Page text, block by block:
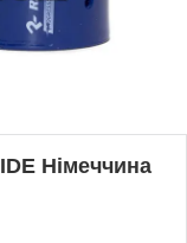
Німеччина